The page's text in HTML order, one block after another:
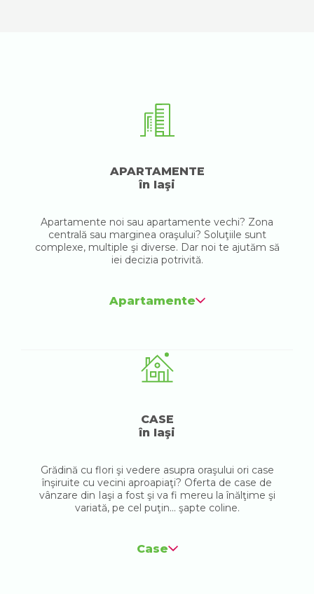
APARTAMENTE
în Iaşi
Apartamente noi sau apartamente vechi? Zona
centrală sau marginea oraşului? Soluţiile sunt
complexe, multiple şi diverse. Dar noi te ajutăm să
iei decizia potrivită.
Apartamente
CASE
în Iaşi
Grădină cu flori şi vedere asupra oraşului ori case
înşiruite cu vecini aproapiaţi? Oferta de case de
vânzare din Iaşi a fost şi va fi mereu la înălţime şi
variată, pe cel puţin... şapte coline.
Case